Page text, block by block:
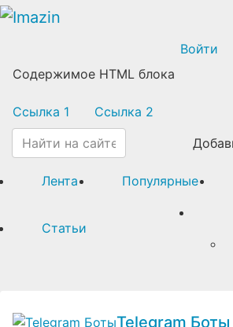
Войти
Содержимое HTML блока
Ссылка 1
Ссылка 2
Лента Популярные
Статьи
Telegram Боты